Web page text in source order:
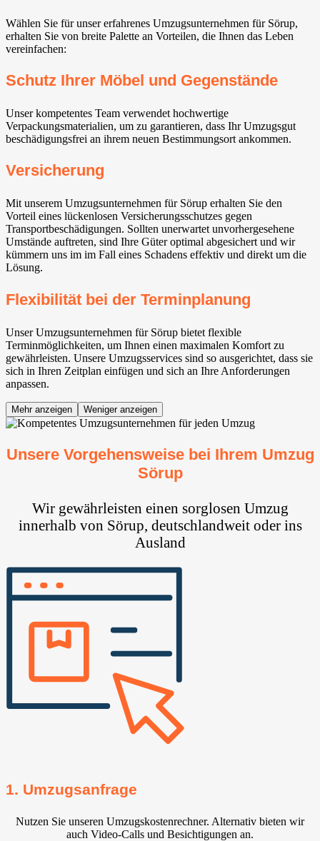
Wählen Sie für unser erfahrenes Umzugsunternehmen für Sörup,
erhalten Sie von breite Palette an Vorteilen, die Ihnen das Leben
vereinfachen:
Schutz Ihrer Möbel und Gegenstände
Unser kompetentes Team verwendet hochwertige
Verpackungsmaterialien, um zu garantieren, dass Ihr Umzugsgut
beschädigungsfrei an ihrem neuen Bestimmungsort ankommen.
Versicherung
Mit unserem Umzugsunternehmen für Sörup erhalten Sie den
Vorteil eines lückenlosen Versicherungsschutzes gegen
Transportbeschädigungen. Sollten unerwartet unvorhergesehene
Umstände auftreten, sind Ihre Güter optimal abgesichert und wir
kümmern uns im im Fall eines Schadens effektiv und direkt um die
Lösung.
Flexibilität bei der Terminplanung
Unser Umzugsunternehmen für Sörup bietet flexible
Terminmöglichkeiten, um Ihnen einen maximalen Komfort zu
gewährleisten. Unsere Umzugsservices sind so ausgerichtet, dass sie
sich in Ihren Zeitplan einfügen und sich an Ihre Anforderungen
anpassen.
Mehr anzeigen Weniger anzeigen
Unsere Vorgehensweise bei Ihrem Umzug
Sörup
Wir gewährleisten einen sorglosen Umzug
innerhalb von Sörup, deutschlandweit oder ins
Ausland
1. Umzugsanfrage
Nutzen Sie unseren Umzugskostenrechner. Alternativ bieten wir
auch Video-Calls und Besichtigungen an.